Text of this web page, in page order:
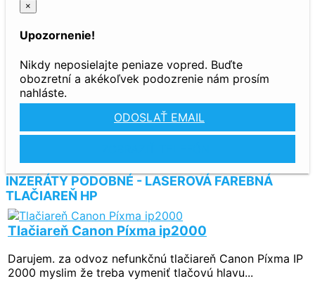
×
Upozornenie!
Nikdy neposielajte peniaze vopred. Buďte
obozretní a akékoľvek podozrenie nám prosím
nahláste.
ODOSLAŤ EMAIL
INZERÁTY PODOBNÉ - LASEROVÁ FAREBNÁ
TLAČIAREŇ HP
Tlačiareň Canon Píxma ip2000
Darujem. za odvoz nefunkčnú tlačiareň Canon Píxma IP
2000 myslim že treba vymeniť tlačovú hlavu...